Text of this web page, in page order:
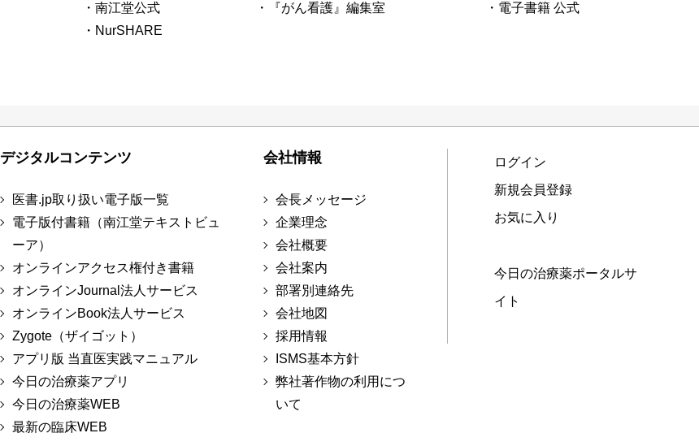
・南江堂公式
・NurSHARE
・『がん看護』編集室 ・電子書籍 公式
デジタルコンテンツ
医書.jp取り扱い電子版一覧
電子版付書籍（南江堂テキストビュ
ーア）
オンラインアクセス権付き書籍
オンラインJournal法人サービス
オンラインBook法人サービス
Zygote（ザイゴット）
アプリ版 当直医実践マニュアル
今日の治療薬アプリ
今日の治療薬WEB
最新の臨床WEB
会社情報
会長メッセージ
企業理念
会社概要
会社案内
部署別連絡先
会社地図
採用情報
ISMS基本方針
弊社著作物の利用につ
いて
ログイン
新規会員登録
お気に入り
今日の治療薬ポータルサ
イト